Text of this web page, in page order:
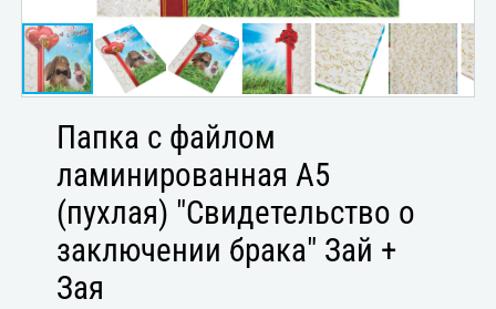
Папка с файлом
ламинированная А5
(пухлая) "Свидетельство о
заключении брака" Зай +
Зая